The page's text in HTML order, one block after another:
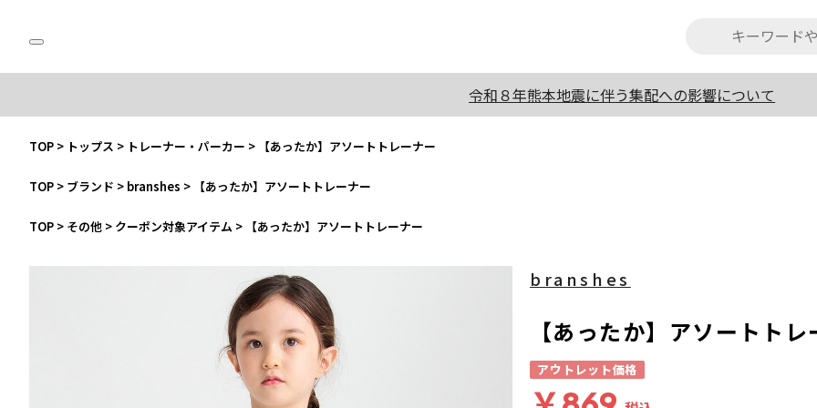
令和８年熊本地震に伴う集配への影響について
TOP > トップス > トレーナー・パーカー > 【あったか】アソートトレーナー
TOP > ブランド > branshes > 【あったか】アソートトレーナー
TOP > その他 > クーポン対象アイテム > 【あったか】アソートトレーナー
branshes
【あったか】アソートト
アウトレット価格